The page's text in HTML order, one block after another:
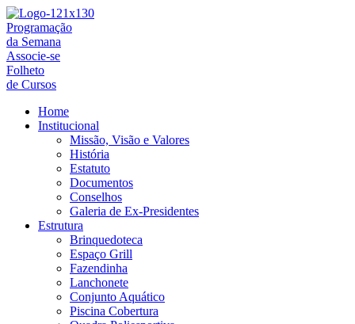
Ir
para
o
conteúdo
Programação
da Semana
Associe-se
Folheto
de Cursos
Home
Institucional
Missão, Visão e Valores
História
Estatuto
Documentos
Conselhos
Galeria de Ex-Presidentes
Estrutura
Brinquedoteca
Espaço Grill
Fazendinha
Lanchonete
Conjunto Aquático
Piscina Cobertura